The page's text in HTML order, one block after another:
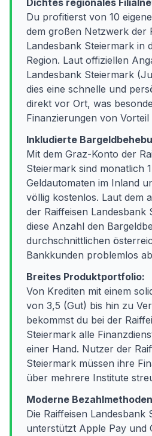
Dichtes regionales
Du profitierst von 10
dem großen Netzwerk der
Landesbank Steiermark in
Region. Laut offiziellen
Landesbank Steiermark
dies eine schnelle und
direkt vor Ort, was
Finanzierungen von Vorteil
Inkludierte
Mit dem Graz-Konto der
Steiermark sind monatlich
Geldautomaten im Inland
völlig kostenlos. Laut dem
der Raiffeisen Landesbank
diese Anzahl den
durchschnittlichen
Bankkunden problemlos
Breites Produktportfolio:
Von Krediten mit einem
von 3,5 (Gut) bis hin zu
bekommst du bei der
Steiermark alle
einer Hand. Nutzer der
Steiermark müssen ihre
über mehrere Institute
Moderne
Die Raiffeisen Landesbank
unterstützt Apple Pay und